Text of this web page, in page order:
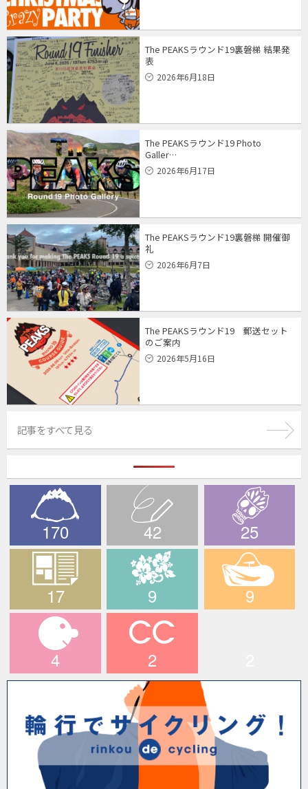
The PEAKSラウンド19裏磐梯 結果発
表
2026年6月18日
The PEAKSラウンド19 Photo
Galler…
2026年6月17日
The PEAKSラウンド19裏磐梯 開催御
礼
2026年6月7日
The PEAKSラウンド19 郵送セット
のご案内
2026年5月16日
記事をすべて見る
The PEAKS
170
ブログ
42
デスライド
25
メディア情報
17
ハワイツアー
9 9
マイキャラ
4
CCライド
2
longridefan.com